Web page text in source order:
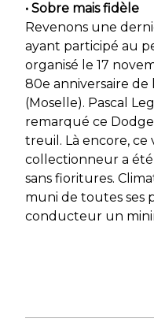
• Sobre mais fidèle
Revenons une
ayant participé au
organisé le 17
80e anniversaire
(Moselle). Pascal
remarqué ce Dodge
treuil. Là encore,
collectionneur a
sans fioritures.
muni de toutes ses
conducteur un